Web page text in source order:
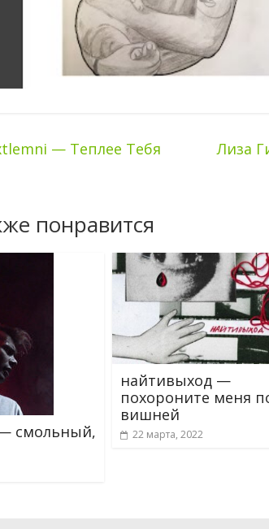
— Теплее Тебя Лиза
понравится
смольный,
найтивыход —
похороните меня
вишней
22 марта, 2022